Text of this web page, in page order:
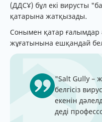
(ДДСҰ) бұл екі вирусты
қатарына жатқызады.
Сонымен қатар ғалымдар
жұғатынына ешқандай
"Salt Gully –
белгісіз
екенін
деді